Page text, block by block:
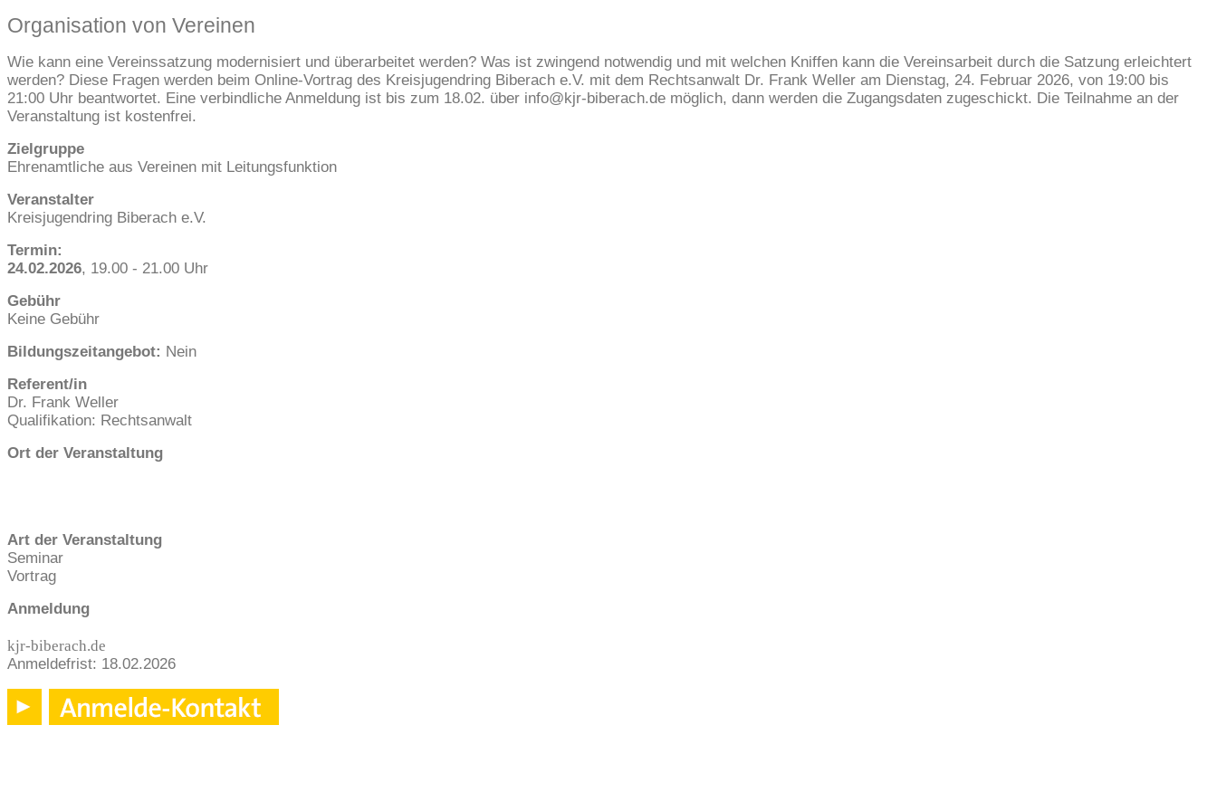
Organisation von Vereinen
Wie kann eine Vereinssatzung modernisiert und überarbeitet werden? Was ist zwingend notwendig und mit welchen Kniffen kann die Vereinsarbeit durch die Satzung erleichtert
werden? Diese Fragen werden beim Online-Vortrag des Kreisjugendring Biberach e.V. mit dem Rechtsanwalt Dr. Frank Weller am Dienstag, 24. Februar 2026, von 19:00 bis
21:00 Uhr beantwortet. Eine verbindliche Anmeldung ist bis zum 18.02. über info@kjr-biberach.de möglich, dann werden die Zugangsdaten zugeschickt. Die Teilnahme an der
Veranstaltung ist kostenfrei.
Zielgruppe
Ehrenamtliche aus Vereinen mit Leitungsfunktion
Veranstalter
Kreisjugendring Biberach e.V.
Termin:
24.02.2026, 19.00 - 21.00 Uhr
Gebühr
Keine Gebühr
Bildungszeitangebot: Nein
Referent/in
Dr. Frank Weller
Qualifikation: Rechtsanwalt
Ort der Veranstaltung
Art der Veranstaltung
Seminar
Vortrag
Anmeldung
kjr-biberach.de
Anmeldefrist: 18.02.2026